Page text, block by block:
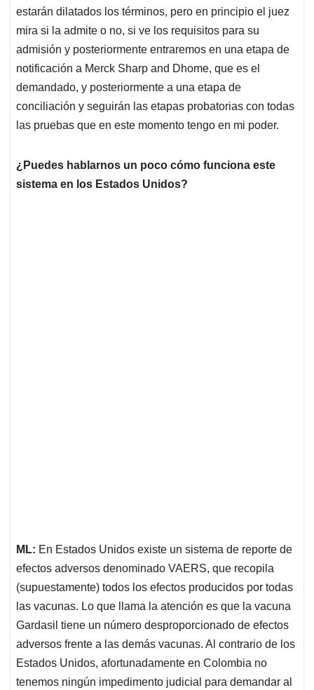
estarán dilatados los términos, pero en principio el juez
mira si la admite o no, si ve los requisitos para su
admisión y posteriormente entraremos en una etapa de
notificación a Merck Sharp and Dhome, que es el
demandado, y posteriormente a una etapa de
conciliación y seguirán las etapas probatorias con todas
las pruebas que en este momento tengo en mi poder.
¿Puedes hablarnos un poco cómo funciona este
sistema en los Estados Unidos?
ML: En Estados Unidos existe un sistema de reporte de
efectos adversos denominado VAERS, que recopila
(supuestamente) todos los efectos producidos por todas
las vacunas. Lo que llama la atención es que la vacuna
Gardasil tiene un número desproporcionado de efectos
adversos frente a las demás vacunas. Al contrario de los
Estados Unidos, afortunadamente en Colombia no
tenemos ningún impedimento judicial para demandar al